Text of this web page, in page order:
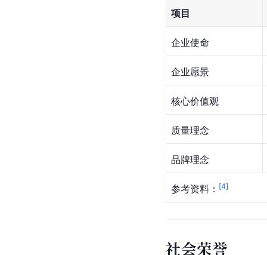
项目
企业使命
企业愿景
核心价值观
质量理念
品牌理念
参考资料： [4]
社会荣誉